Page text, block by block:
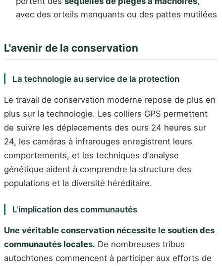
avec des orteils manquants ou des pattes mutilées
L'avenir de la conservation
La technologie au service de la protection
Le travail de conservation moderne repose de plus en
plus sur la technologie. Les colliers GPS permettent
de suivre les déplacements des ours 24 heures sur
24, les caméras à infrarouges enregistrent leurs
comportements, et les techniques d'analyse
génétique aident à comprendre la structure des
populations et la diversité héréditaire.
L'implication des communautés
Une véritable conservation nécessite le soutien des
communautés locales. De nombreuses tribus
autochtones commencent à participer aux efforts de